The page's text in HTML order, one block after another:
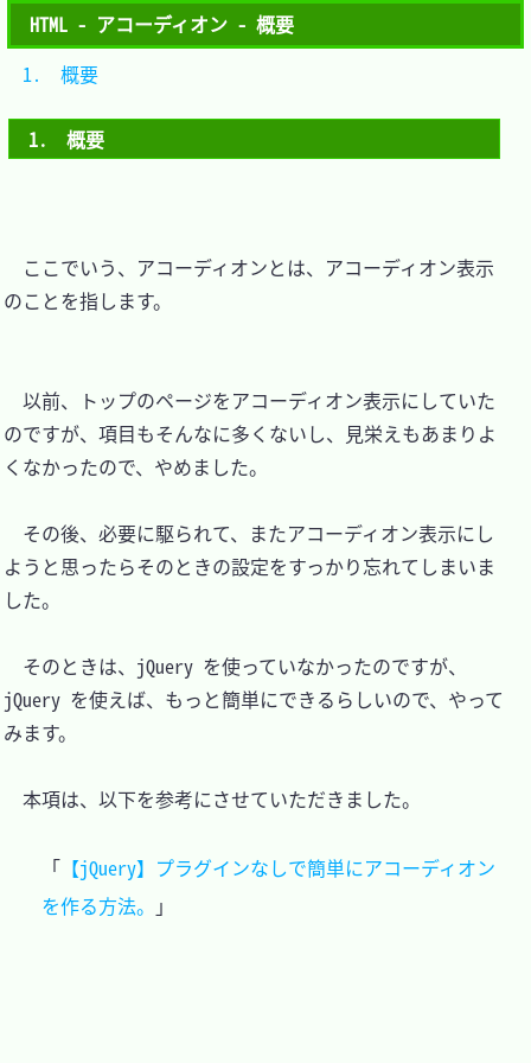
HTML - アコーディオン - 概要
1.　概要
ここでいう、アコーディオンとは、アコーディオン表示
のことを指します。
以前、トップのページをアコーディオン表示にしていた
のですが、項目もそんなに多くないし、見栄えもあまりよ
くなかったので、やめました。
その後、必要に駆られて、またアコーディオン表示にし
ようと思ったらそのときの設定をすっかり忘れてしまいま
した。
そのときは、jQuery を使っていなかったのですが、
jQuery を使えば、もっと簡単にできるらしいので、やって
みます。
本項は、以下を参考にさせていただきました。
「 【jQuery】プラグインなしで簡単にアコーディオン
を作る方法。